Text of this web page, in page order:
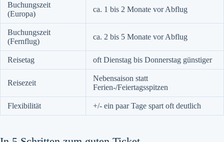
Buchungszeit
(Europa)
ca. 1 bis 2 Monate vor Abflug
Buchungszeit
(Fernflug)
ca. 2 bis 5 Monate vor Abflug
Reisetag oft Dienstag bis Donnerstag günstiger
Reisezeit
Nebensaison statt
Ferien-/Feiertagsspitzen
Flexibilität +/- ein paar Tage spart oft deutlich